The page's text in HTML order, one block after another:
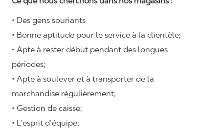
• Des gens souriants
• Bonne aptitude pour le service à la clientèle;
• Apte à rester début pendant des longues
périodes;
• Apte à soulever et à transporter de la
marchandise régulièrement;
• Gestion de caisse;
• L’esprit d’équipe;